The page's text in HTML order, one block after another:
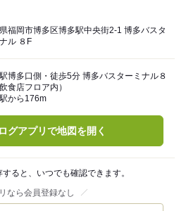
福岡市博多区博多駅中央街2-1 博多バスタ
ル ８F
博多口側・徒歩5分 博多バスターミナル８
食店フロア内）
から176m
グアプリで地図を開く
ると、いつでも確認できます。
なら会員登録なし